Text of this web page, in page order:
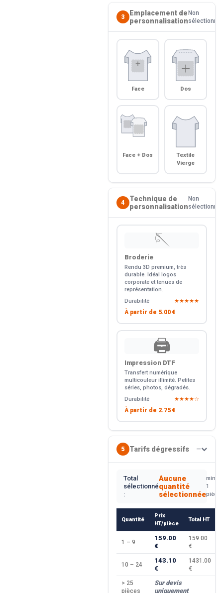
3
Emplacement de
personnalisation
Non
sélectionné
Face Dos
Face + Dos
Textile
Vierge
4
Technique de
personnalisation
Non
sélectionné
🪡
Broderie
Rendu 3D premium, très
durable. Idéal logos
corporate et tenues de
représentation.
Durabilité
★★★★★
À partir de 5.00 €
🖨️
Impression DTF
Transfert numérique
multicouleur illimité. Petites
séries, photos, dégradés.
Durabilité
★★★★☆
À partir de 2.75 €
5 Tarifs dégressifs —
Total
sélectionné
:
Aucune
quantité
sélectionnée
min.
1
pièce
Quantité
Prix
HT/pièce
Total HT
1 – 9
159.00
€
159.00
€
10 – 24
143.10
€
1431.00
€
> 25
pièces
Sur devis
uniquement